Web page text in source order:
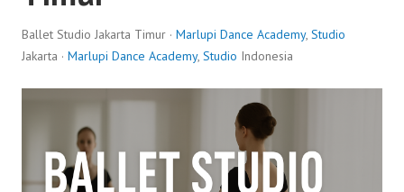
Ballet Studio Jakarta Timur · Marlupi Dance Academy, Studio
Jakarta · Marlupi Dance Academy, Studio Indonesia